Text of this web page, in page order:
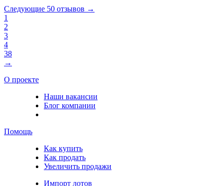
Следующие 50 отзывов →
1
2
3
4
38
→
О проекте
Наши вакансии
Блог компании
Помощь
Как купить
Как продать
Увеличить продажи
Импорт лотов